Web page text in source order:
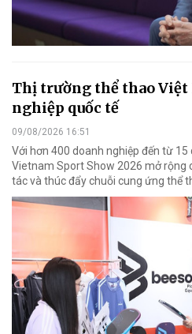
Thị trường thể thao Việt
nghiệp quốc tế
09/08/2026 16:51
Với hơn 400 doanh nghiệp đến từ
Vietnam Sport Show 2026 mở rộng
tác và thúc đẩy chuỗi cung ứng thể